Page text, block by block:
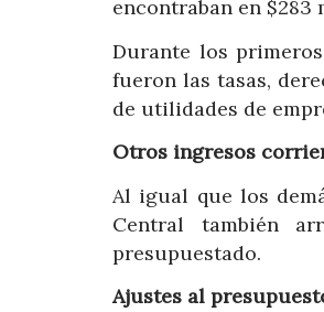
encontraban en $283
Durante los
fueron las tasas,
de utilidades de
Otros ingresos
Al igual que los
Central también
presupuestado.
Ajustes al